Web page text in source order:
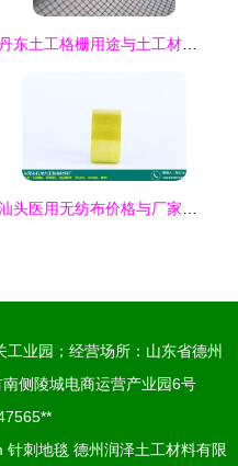
业园；经营场所：山东省德州
侧陵城电商运营产业园6号
针刺地毯 德州润泽土工材料有限